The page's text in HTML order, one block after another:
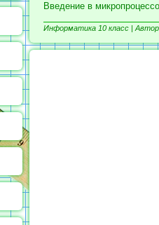
Введение в
Информатика 10 класс |